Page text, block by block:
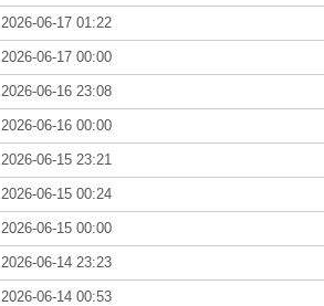
2026-06-17 01:22
2026-06-17 00:00
2026-06-16 23:08
2026-06-16 00:00
2026-06-15 23:21
2026-06-15 00:24
2026-06-15 00:00
2026-06-14 23:23
2026-06-14 00:53